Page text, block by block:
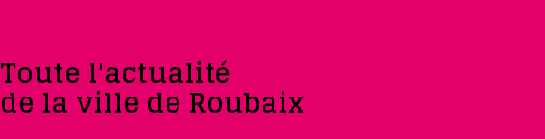
Toute l'actualité
de la ville de Roubaix